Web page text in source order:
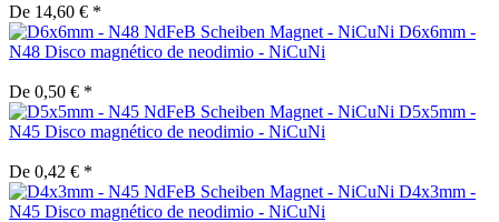
De 14,60 € *
D6x6mm -
N48 Disco magnético de neodimio - NiCuNi
De 0,50 € *
D5x5mm -
N45 Disco magnético de neodimio - NiCuNi
De 0,42 € *
D4x3mm -
N45 Disco magnético de neodimio - NiCuNi